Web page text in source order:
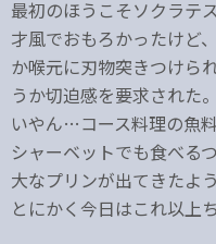
最初のほうこそソクラテ
才風でおもろかったけど
か喉元に刃物突きつけら
うか切迫感を要求された
いやん…コース料理の魚
シャーベットでも食べる
大なプリンが出てきたよ
とにかく今日はこれ以